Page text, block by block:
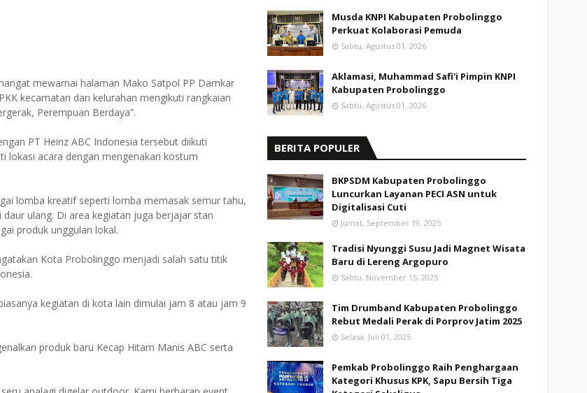
mewarnai halaman Mako Satpol PP Damkar
kecamatan dan kelurahan mengikuti rangkaian
Perempuan Berdaya”.
PT Heinz ABC Indonesia tersebut diikuti
lokasi acara dengan mengenakan kostum
lomba kreatif seperti lomba memasak semur tahu,
ulang. Di area kegiatan juga berjajar stan
produk unggulan lokal.
Kota Probolinggo menjadi salah satu titik
kegiatan di kota lain dimulai jam 8 atau jam 9
produk baru Kecap Hitam Manis ABC serta
Musda KNPI Kabupaten Probolinggo
Perkuat Kolaborasi Pemuda
Sabtu, Agustus 01, 2026
Aklamasi, Muhammad Safi'i Pimpin KNPI
Kabupaten Probolinggo
Sabtu, Agustus 01, 2026
BERITA POPULER
BKPSDM Kabupaten Probolinggo
Luncurkan Layanan PECI ASN untuk
Digitalisasi Cuti
Jumat, September 19, 2025
Tradisi Nyunggi Susu Jadi Magnet Wisata
Baru di Lereng Argopuro
Sabtu, November 15, 2025
Tim Drumband Kabupaten Probolinggo
Rebut Medali Perak di Porprov Jatim 2025
Selasa, Juli 01, 2025
Pemkab Probolinggo Raih Penghargaan
Kategori Khusus KPK, Sapu Bersih Tiga